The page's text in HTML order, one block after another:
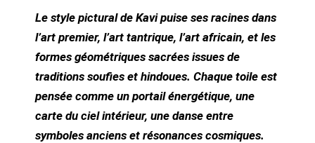
Le style pictural de Kavi puise ses racines dans
l’art premier, l’art tantrique, l’art africain, et les
formes géométriques sacrées issues de
traditions soufies et hindoues. Chaque toile est
pensée comme un portail énergétique, une
carte du ciel intérieur, une danse entre
symboles anciens et résonances cosmiques.